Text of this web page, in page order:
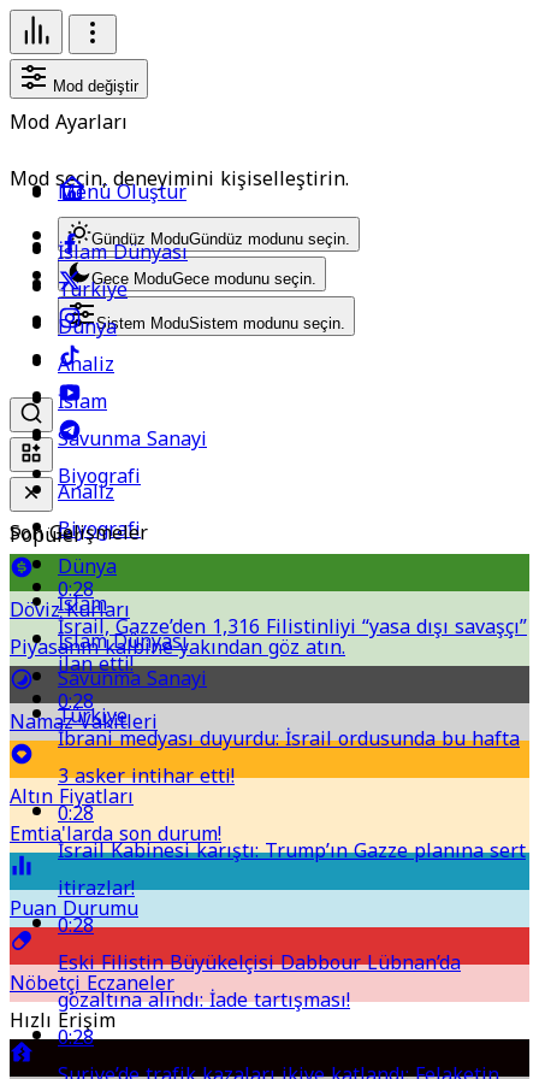
Mod değiştir
Mod Ayarları
Mod seçin, deneyimini kişiselleştirin.
Gündüz ModuGündüz modunu seçin.
Gece ModuGece modunu seçin.
Sistem ModuSistem modunu seçin.
Popüler
Döviz Kurları
Piyasanın kalbine yakından göz atın.
Namaz Vakitleri
Altın Fiyatları
Emtia'larda son durum!
Puan Durumu
Nöbetçi Eczaneler
Hızlı Erişim
Menü Oluştur
Analiz
Biyografi
Dünya
İslam
İslam Dünyası
Savunma Sanayi
Türkiye
İslam Dünyası
Türkiye
Dünya
Analiz
İslam
Savunma Sanayi
Biyografi
Son Gelişmeler
0:28
İsrail, Gazze’den 1,316 Filistinliyi “yasa dışı savaşçı”
ilan etti!
0:28
İbrani medyası duyurdu: İsrail ordusunda bu hafta
3 asker intihar etti!
0:28
İsrail Kabinesi karıştı: Trump’ın Gazze planına sert
itirazlar!
0:28
Eski Filistin Büyükelçisi Dabbour Lübnan’da
gözaltına alındı: İade tartışması!
0:28